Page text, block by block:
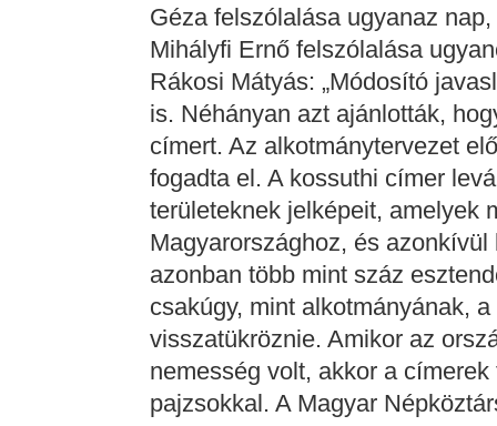
Géza felszólalása ugyanaz
Mihályfi Ernő felszólalása
Rákosi Mátyás: „Módosító
is. Néhányan azt ajánlották,
címert. Az alkotmánytervezet
fogadta el. A kossuthi címer
területeknek jelképeit, amelyek
Magyarországhoz, és
azonban több mint száz
csakúgy, mint alkotmányának,
visszatükröznie. Amikor az
nemesség volt, akkor a
pajzsokkal. A Magyar